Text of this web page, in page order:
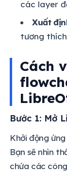
các layer
Xuất
tương
Cách
Bước 1: Mở
Khởi động
Bạn sẽ nhìn
chứa các